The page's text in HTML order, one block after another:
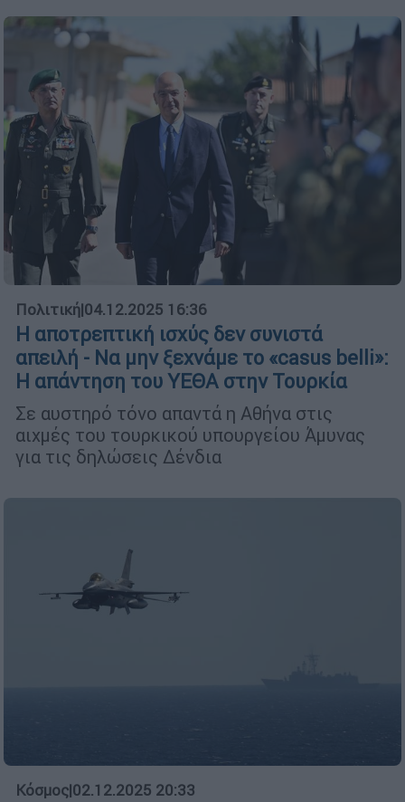
Πολιτική|04.12.2025 16:36
Η αποτρεπτική ισχύς δεν συνιστά
απειλή - Να μην ξεχνάμε το «casus belli»:
Η απάντηση του ΥΕΘΑ στην Τουρκία
Σε αυστηρό τόνο απαντά η Αθήνα στις
αιχμές του τουρκικού υπουργείου Άμυνας
για τις δηλώσεις Δένδια
Κόσμος|02.12.2025 20:33